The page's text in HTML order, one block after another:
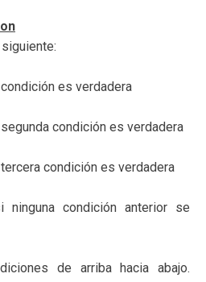
es verdadera
condición es verdadera
condición es verdadera
condición anterior se
de arriba hacia abajo.